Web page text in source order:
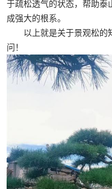
于疏松透气的状态，帮助泰
成强大的根系。
以上就是关于景观松的
问！